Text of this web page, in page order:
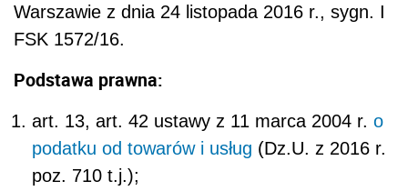
Warszawie z dnia 24 listopada 2016 r., sygn. I
FSK 1572/16.
Podstawa prawna:
art. 13, art. 42 ustawy z 11 marca 2004 r. o
podatku od towarów i usług (Dz.U. z 2016 r.
poz. 710 t.j.);